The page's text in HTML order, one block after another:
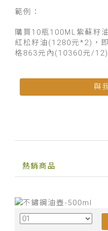
範例：
購買10瓶100ML紫蘇籽
紅松籽油(1280元*2)，
格863元內(10360元/
與
熱銷商品